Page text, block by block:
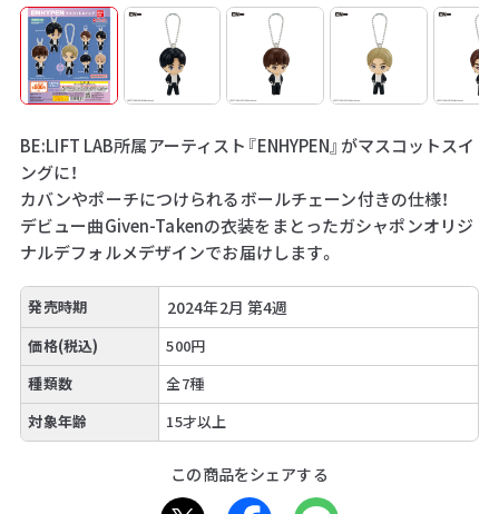
BE:LIFT LAB所属アーティスト『ENHYPEN』がマスコットスイ
ングに！
カバンやポーチにつけられるボールチェーン付きの仕様！
デビュー曲Given-Takenの衣装をまとったガシャポンオリジ
ナルデフォルメデザインでお届けします。
発売時期 2024年2月 第4週
価格(税込)
500円
種類数
全7種
対象年齢
15才以上
この商品をシェアする